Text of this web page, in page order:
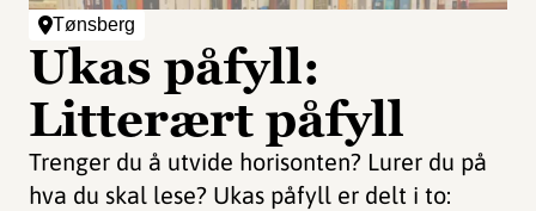
Tønsberg
Ukas påfyll:
Litterært påfyll
Trenger du å utvide horisonten? Lurer du på
hva du skal lese? Ukas påfyll er delt i to: